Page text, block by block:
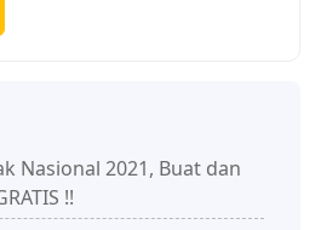
Nasional 2021, Buat dan
!!